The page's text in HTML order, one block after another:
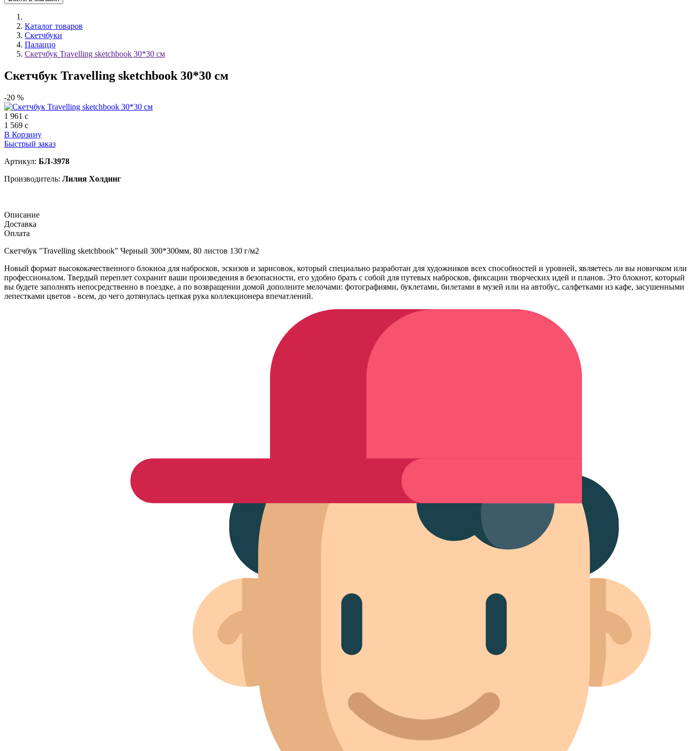
Каталог товаров
Скетчбуки
Палаццо
Скетчбук Travelling sketchbook 30*30 см
Скетчбук Travelling sketchbook 30*30 см
-20 %
1 961 c
1 569 c
В Корзину
Быстрый заказ
Артикул: БЛ-3978
Производитель: Лилия Холдинг
Описание
Доставка
Оплата
Скетчбук "Travelling sketchbook" Черный 300*300мм, 80 листов 130 г/м2
Новый формат высококачественного блокноа для набросков, эскизов и зарисовок, который специально разработан для художников всех способностей и уровней, являетесь ли вы новичком или
профессионалом. Твердый переплет сохранит ваши произведения в безопасности, его удобно брать с собой для путевых набросков, фиксации творческих идей и планов. Это блокнот, который
вы будете заполнять непосредственно в поездке, а по возвращении домой дополните мелочами: фотографиями, буклетами, билетами в музей или на автобус, салфетками из кафе, засушенными
лепестками цветов - всем, до чего дотянулась цепкая рука коллекционера впечатлений.